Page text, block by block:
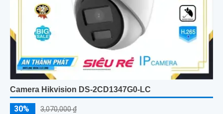
Camera Hikvision DS-2CD1347G0-LC
30% 3,070,000 ₫